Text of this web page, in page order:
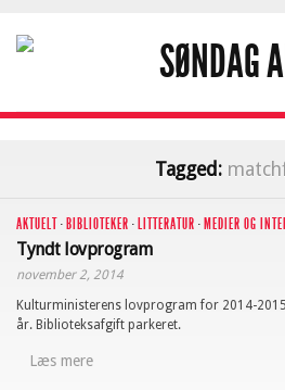
Tagged:
AKTUELT· BIBLIOTEKER · LITTERATUR · MEDIER OG
Tyndt lovprogram
november 2, 2014
Kulturministerens lovprogram for 2014-
år. Biblioteksafgift parkeret.
Læs mere